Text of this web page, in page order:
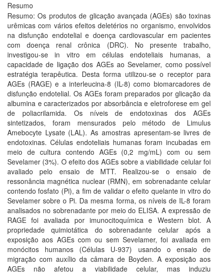
Resumo
Resumo: Os produtos de glicação avançada (AGEs) são toxinas
urêmicas com vários efeitos deletérios no organismo, envolvidos
na disfunção endotelial e doença cardiovascular em pacientes
com doença renal crônica (DRC). No presente trabalho,
investigou-se in vitro em células endoteliais humanas, a
capacidade de ligação dos AGEs ao Sevelamer, como possível
estratégia terapêutica. Desta forma utilizou-se o receptor para
AGEs (RAGE) e a interleucina-8 (IL-8) como biomarcadores de
disfunção endotelial. Os AGEs foram preparados por glicação da
albumina e caracterizados por absorbância e eletroforese em gel
de poliacrilamida. Os níveis de endotoxinas dos AGEs
sintetizados, foram mensurados pelo método de Limulus
Amebocyte Lysate (LAL). As amostras apresentam-se livres de
endotoxinas. Células endoteliais humanas foram incubadas em
meio de cultura contendo AGEs (0,2 mg/mL) com ou sem
Sevelamer (3%). O efeito dos AGEs sobre a viabilidade celular foi
avaliado pelo ensaio de MTT. Realizou-se o ensaio de
ressonância magnética nuclear (RMN), em sobrenadante celular
contendo fosfato (Pi), a fim de validar o efeito quelante in vitro do
Sevelamer sobre o Pi. Da mesma forma, os níveis de IL-8 foram
analisados no sobrenadante por meio do ELISA. A expressão de
RAGE foi avaliada por imunocitoquímica e Western blot. A
propriedade quimiotática do sobrenadante celular após a
exposição aos AGEs com ou sem Sevelamer, foi avaliada em
monócitos humanos (Células U-937) usando o ensaio de
migração com auxílio da câmara de Boyden. A exposição aos
AGEs não afetou a viabilidade celular, mas induziu